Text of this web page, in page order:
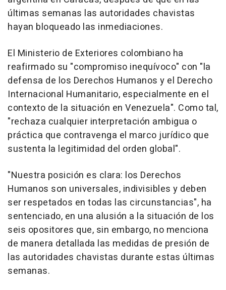
últimas semanas las autoridades chavistas
hayan bloqueado las inmediaciones.
El Ministerio de Exteriores colombiano ha
reafirmado su "compromiso inequívoco" con "la
defensa de los Derechos Humanos y el Derecho
Internacional Humanitario, especialmente en el
contexto de la situación en Venezuela". Como tal,
"rechaza cualquier interpretación ambigua o
práctica que contravenga el marco jurídico que
sustenta la legitimidad del orden global".
"Nuestra posición es clara: los Derechos
Humanos son universales, indivisibles y deben
ser respetados en todas las circunstancias", ha
sentenciado, en una alusión a la situación de los
seis opositores que, sin embargo, no menciona
de manera detallada las medidas de presión de
las autoridades chavistas durante estas últimas
semanas.